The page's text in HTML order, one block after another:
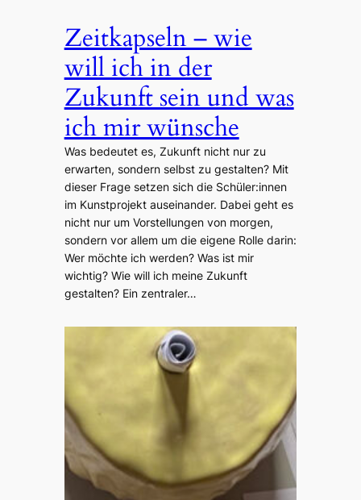
Zeitkapseln – wie
will ich in der
Zukunft sein und was
ich mir wünsche
Was bedeutet es, Zukunft nicht nur zu
erwarten, sondern selbst zu gestalten? Mit
dieser Frage setzen sich die Schüler:innen
im Kunstprojekt auseinander. Dabei geht es
nicht nur um Vorstellungen von morgen,
sondern vor allem um die eigene Rolle darin:
Wer möchte ich werden? Was ist mir
wichtig? Wie will ich meine Zukunft
gestalten? Ein zentraler…